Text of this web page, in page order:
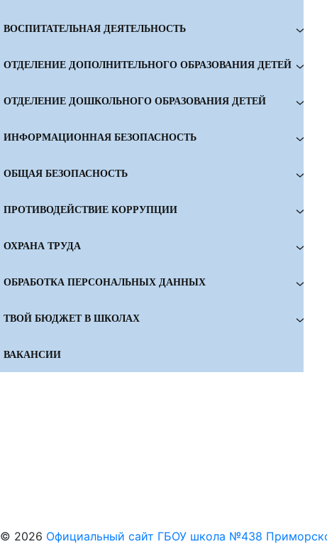
ВОСПИТАТЕЛЬНАЯ ДЕЯТЕЛЬНОСТЬ
ОТДЕЛЕНИЕ ДОПОЛНИТЕЛЬНОГО ОБРАЗОВАНИЯ ДЕТЕЙ
ОТДЕЛЕНИЕ ДОШКОЛЬНОГО ОБРАЗОВАНИЯ ДЕТЕЙ
ИНФОРМАЦИОННАЯ БЕЗОПАСНОСТЬ
ОБЩАЯ БЕЗОПАСНОСТЬ
ПРОТИВОДЕЙСТВИЕ КОРРУПЦИИ
ОХРАНА ТРУДА
ОБРАБОТКА ПЕРСОНАЛЬНЫХ ДАННЫХ
ТВОЙ БЮДЖЕТ В ШКОЛАХ
ВАКАНСИИ
© 2026 Официальный сайт ГБОУ школа №438